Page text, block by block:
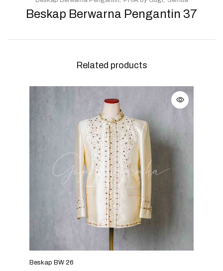
Beskap Berwarna Pengantin 37
Related products
Beskap BW 26